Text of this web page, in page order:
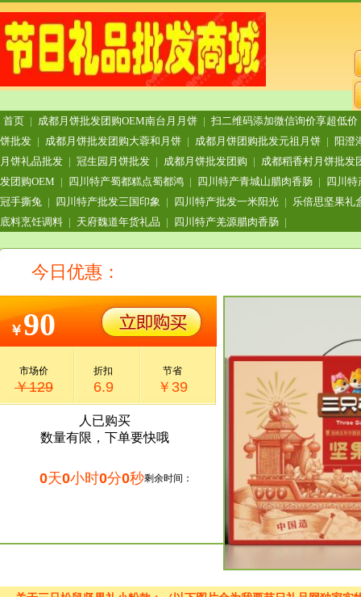
首页 | 成都月饼批发团购OEM南台月月饼 | 扫二维码添加微信询价享超低价
饼批发 | 成都月饼批发团购大蓉和月饼 | 成都月饼团购批发元祖月饼 | 阳澄
月饼礼品批发 | 冠生园月饼批发 | 成都月饼批发团购 | 成都稻香村月饼批发
发团购OEM | 四川特产蜀都糕点蜀都鸿 | 四川特产青城山腊肉香肠 | 四川特
冠手撕兔 | 四川特产批发三国印象 | 四川特产批发一米阳光 | 乐倍思坚果礼
底料烹饪调料 | 天府魏道年货礼品 | 四川特产羌源腊肉香肠 |
今日优惠：
￥90
市场价
￥129
折扣
6.9
节省
￥39
人已购买
数量有限，下单要快哦
剩余时间：
0天0小时0分0秒